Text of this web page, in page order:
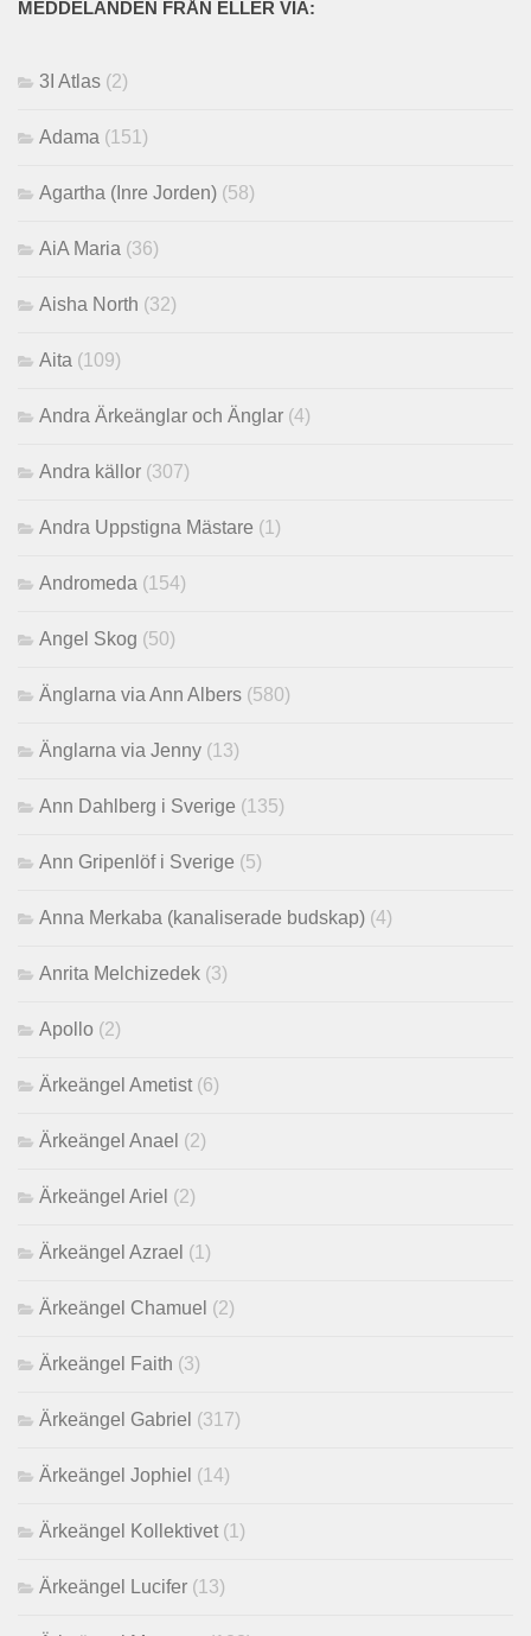
MEDDELANDEN FRÅN ELLER VIA:
3I Atlas (2)
Adama (151)
Agartha (Inre Jorden) (58)
AiA Maria (36)
Aisha North (32)
Aita (109)
Andra Ärkeänglar och Änglar (4)
Andra källor (307)
Andra Uppstigna Mästare (1)
Andromeda (154)
Angel Skog (50)
Änglarna via Ann Albers (580)
Änglarna via Jenny (13)
Ann Dahlberg i Sverige (135)
Ann Gripenlöf i Sverige (5)
Anna Merkaba (kanaliserade budskap) (4)
Anrita Melchizedek (3)
Apollo (2)
Ärkeängel Ametist (6)
Ärkeängel Anael (2)
Ärkeängel Ariel (2)
Ärkeängel Azrael (1)
Ärkeängel Chamuel (2)
Ärkeängel Faith (3)
Ärkeängel Gabriel (317)
Ärkeängel Jophiel (14)
Ärkeängel Kollektivet (1)
Ärkeängel Lucifer (13)